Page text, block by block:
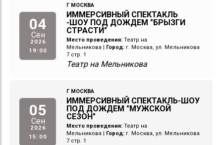
04
Сен
2026
19:00
Г МОСКВА
ИММЕРСИВНЫЙ СПЕКТАКЛЬ
-ШОУ ПОД ДОЖДЕМ "БРЫЗГИ
СТРАСТИ"
Место проведения: Театр на
Мельникова
Город: г. Москва, ул. Мельникова
7 стр. 1
Театр на Мельникова
05
Сен
2026
15:00
Г МОСКВА
ИММЕРСИВНЫЙ СПЕКТАКЛЬ-ШОУ
ПОД ДОЖДЕМ "МУЖСКОЙ
СЕЗОН"
Место проведения: Театр на
Мельникова
Город: г. Москва, ул. Мельникова
7 стр. 1